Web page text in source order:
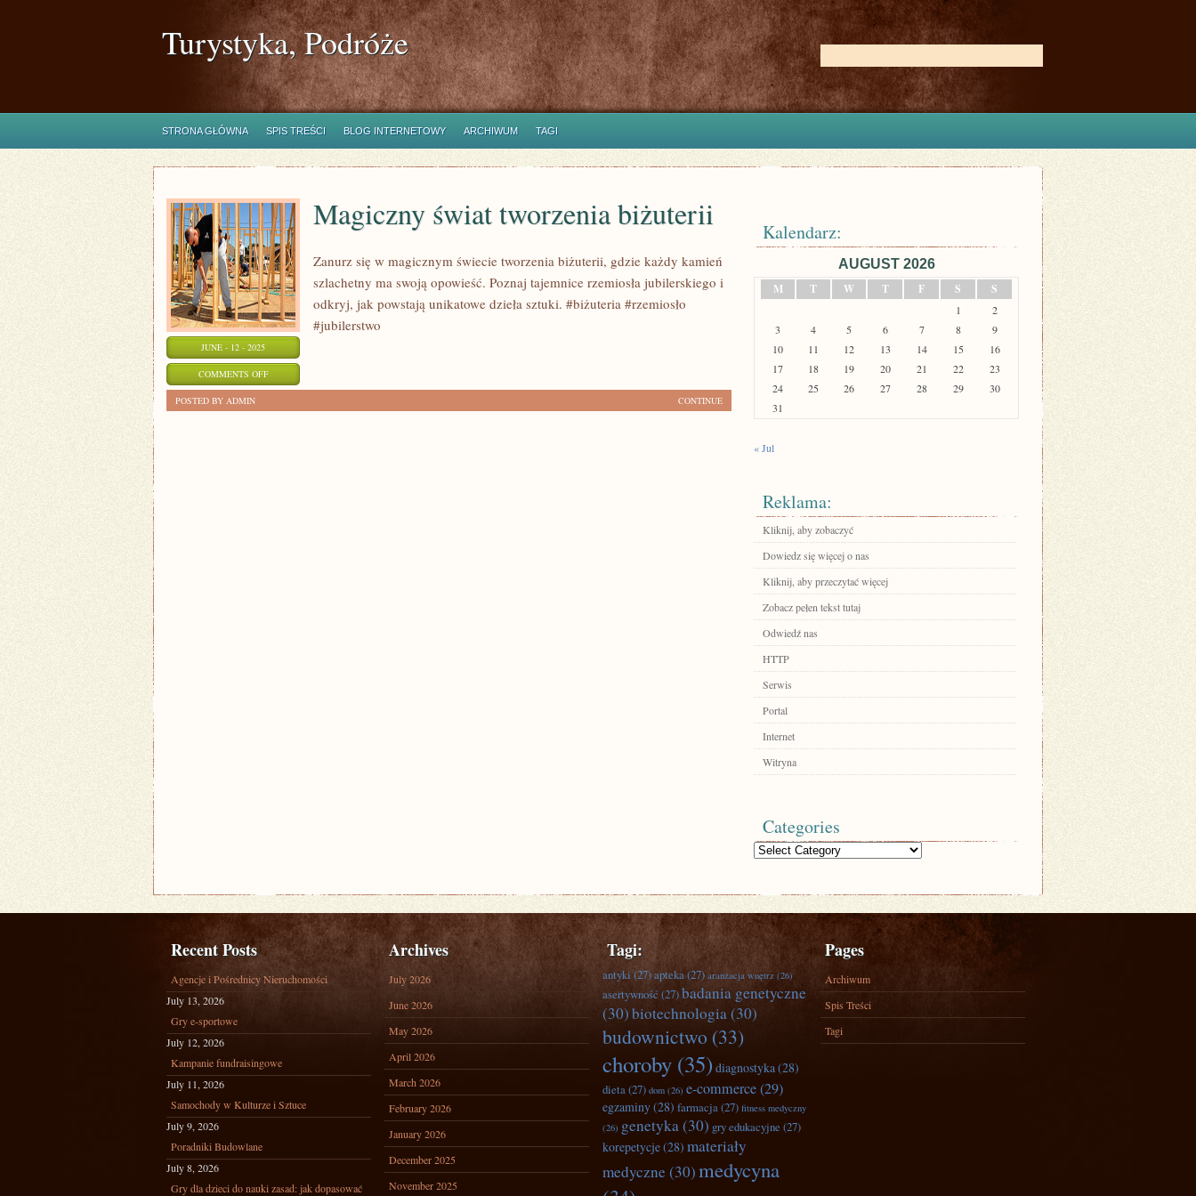
Turystyka, Podróże
STRONA GŁÓWNA SPIS TREŚCI BLOG INTERNETOWY ARCHIWUM TAGI
JUNE - 12 - 2025
COMMENTS OFFON
Magiczny świat tworzenia biżuterii
Zanurz się w magicznym świecie tworzenia biżuterii, gdzie każdy kamień
szlachetny ma swoją opowieść. Poznaj tajemnice rzemiosła jubilerskiego i
odkryj, jak powstają unikatowe dzieła sztuki. #biżuteria #rzemiosło
#jubilerstwo
CONTINUE
POSTED BY ADMIN
Kalendarz:
AUGUST 2026
M
T W T F S S
1
2
3
4 5 6 7 8
9
10
11 12 13 14 15
16
17
18 19 20 21 22
23
24
25 26 27 28 29
30
31
« Jul
Reklama:
Kliknij, aby zobaczyć
Dowiedz się więcej o nas
Kliknij, aby przeczytać więcej
Zobacz pełen tekst tutaj
Odwiedź nas
HTTP
Serwis
Portal
Internet
Witryna
Categories
Categories
Recent Posts
Agencje i Pośrednicy Nieruchomości
July 13, 2026
Gry e-sportowe
July 12, 2026
Kampanie fundraisingowe
July 11, 2026
Samochody w Kulturze i Sztuce
July 9, 2026
Poradniki Budowlane
July 8, 2026
Gry dla dzieci do nauki zasad: jak dopasować
Archives
July 2026
June 2026
May 2026
April 2026
March 2026
February 2026
January 2026
December 2025
November 2025
Tagi:
antyki(27)apteka(27) aranżacja wnętrz (26)
asertywność (27)badania genetyczne
(30)biotechnologia(30)
budownictwo (33)
choroby (35) diagnostyka(28)
dieta(27) dom (26) e-commerce(29)
egzaminy(28) farmacja(27) fitness medyczny
(26) genetyka(30) gry edukacyjne (27)
korepetycje(28) materiały
medyczne (30)medycyna
Pages
Archiwum
Spis Treści
Tagi